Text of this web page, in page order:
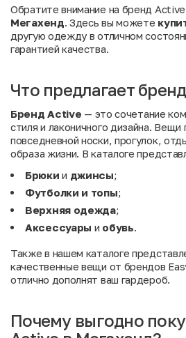
Обратите внимание на бренд
Мегахенд . Здесь вы можете
другую одежду в отличном
гарантией качества.
Что предлагает
Бренд Active — это сочетание
стиля и лаконичного дизайна.
повседневной носки, прогулок,
образа жизни. В каталоге
Брюки и джинсы;
Футболки и топы;
Верхняя одежда;
Аксессуары и обувь
Также в нашем каталоге
качественные вещи от брендов
отлично дополнят ваш гардероб.
Почему выгодно